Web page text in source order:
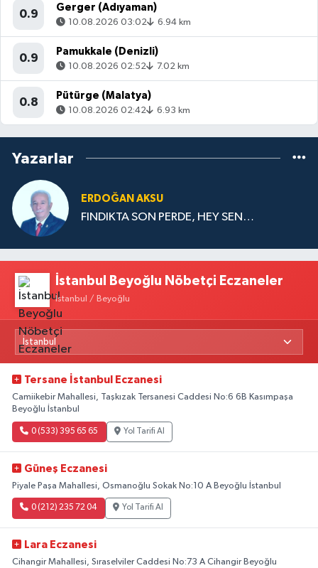
0.9
Gerger (Adıyaman)
10.08.2026 03:02 6.94 km
0.9
Pamukkale (Denizli)
10.08.2026 02:52 7.02 km
0.8
Pütürge (Malatya)
10.08.2026 02:42 6.93 km
Yazarlar
ERDOĞAN AKSU
FINDIKTA SON PERDE, HEY SEN…
İstanbul Beyoğlu Nöbetçi Eczaneler
İstanbul / Beyoğlu
Tersane İstanbul Eczanesi
Camiikebir Mahallesi, Taşkızak Tersanesi Caddesi No:6 6B Kasımpaşa
Beyoğlu İstanbul
0 (533) 395 65 65 Yol Tarifi Al
Güneş Eczanesi
Piyale Paşa Mahallesi, Osmanoğlu Sokak No:10 A Beyoğlu İstanbul
0 (212) 235 72 04 Yol Tarifi Al
Lara Eczanesi
Cihangir Mahallesi, Sıraselviler Caddesi No:73 A Cihangir Beyoğlu